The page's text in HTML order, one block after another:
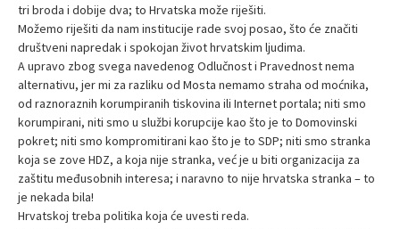
tri broda i dobije dva; to Hrvatska može riješiti.
Možemo riješiti da nam institucije rade svoj posao, što će značiti
društveni napredak i spokojan život hrvatskim ljudima.
A upravo zbog svega navedenog Odlučnost i Pravednost nema
alternativu, jer mi za razliku od Mosta nemamo straha od moćnika,
od raznoraznih korumpiranih tiskovina ili Internet portala; niti smo
korumpirani, niti smo u službi korupcije kao što je to Domovinski
pokret; niti smo kompromitirani kao što je to SDP; niti smo stranka
koja se zove HDZ, a koja nije stranka, već je u biti organizacija za
zaštitu međusobnih interesa; i naravno to nije hrvatska stranka – to
je nekada bila!
Hrvatskoj treba politika koja će uvesti reda.